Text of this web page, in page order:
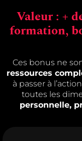
Valeur : +
formation,
Ces bonus ne
ressources
à passer à
toutes les
personnelle,